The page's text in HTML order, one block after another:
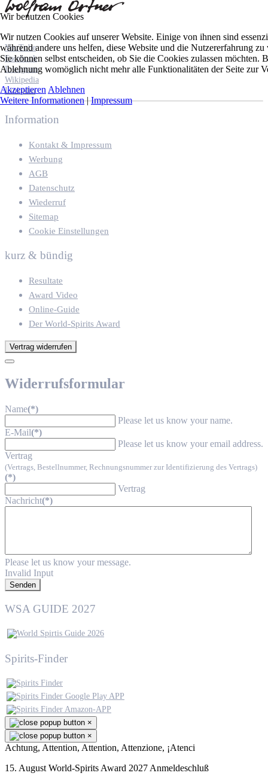
YouTube
Facebook
Instagram
Wikipedia
Linkedin
Information
Kontakt & Impressum
Werbung
AGB
Datenschutz
Wiederruf
Sitemap
Cookie Einstellungen
kurz & bündig
Resultate
Award Video
Online-Guide
Der World-Spirits Award
Vertrag widerrufen
Widerrufsformular
Name(*)
Please let us know your name.
E-Mail(*)
Please let us know your email address.
Vertrag
(Vertrags, Bestellnummer, Rechnungsnummer zur Identifizierung des Vertrags)
(*)
Vertrag
Nachricht(*)
Please let us know your message.
Invalid Input
Senden
WSA GUIDE 2027
Spirits-Finder
×
×
Achtung, Attention, Attention, Attenzione, ¡Atenci
15. August World-Spirits Award 2027 Anmeldeschluß
Wir benutzen Cookies
Wir nutzen Cookies auf unserer Website. Einige von ihnen sind
während andere uns helfen, diese Website und die Nutzererfahrung
Sie können selbst entscheiden, ob Sie die Cookies zulassen möchten.
Ablehnung womöglich nicht mehr alle Funktionalitäten der Seite zur
Akzeptieren Ablehnen
Weitere Informationen|Impressum